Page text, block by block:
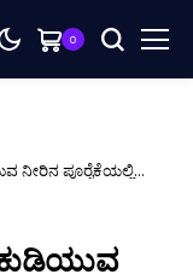
0
ನೀರಿನ ಪೂರೈಕೆಯಲ್ಲಿ